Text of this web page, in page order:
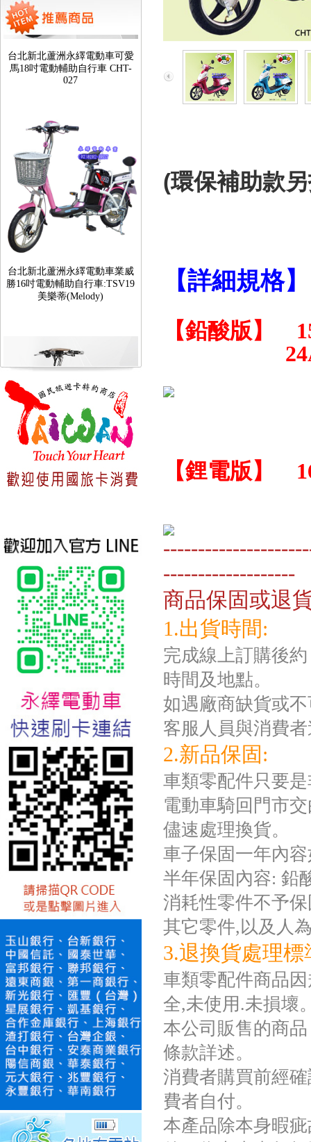
台北新北蘆洲永繹電動車可愛
馬18吋電動輔助自行車 CHT-
027
台北新北蘆洲永繹電動車業威
勝16吋電動輔助自行車:TSV19
美樂蒂(Melody)
台北新北蘆洲永繹電動車可愛
027
台北新北蘆洲永繹電動車業威
美樂蒂(Melody)
(環保補助
【詳細規格】
【鉛酸版】
24Ah 售
【鋰電版】
-------------------
商品保固或退
1.出貨時間:
完成線上訂購後
時間及地點。
如遇廠商缺貨或
客服人員與消費
2.新品保固:
車類零配件只要
電動車騎回門市
儘速處理換貨。
車子保固一年
半年保固內容: 鉛
消耗性零件不予
其它零件,以及人
3.退換貨處理標
車類零配件商品
全,未使用.未損壞
本公司販售的商
條款詳述。
消費者購買前經
費者自付。
本產品除本身暇